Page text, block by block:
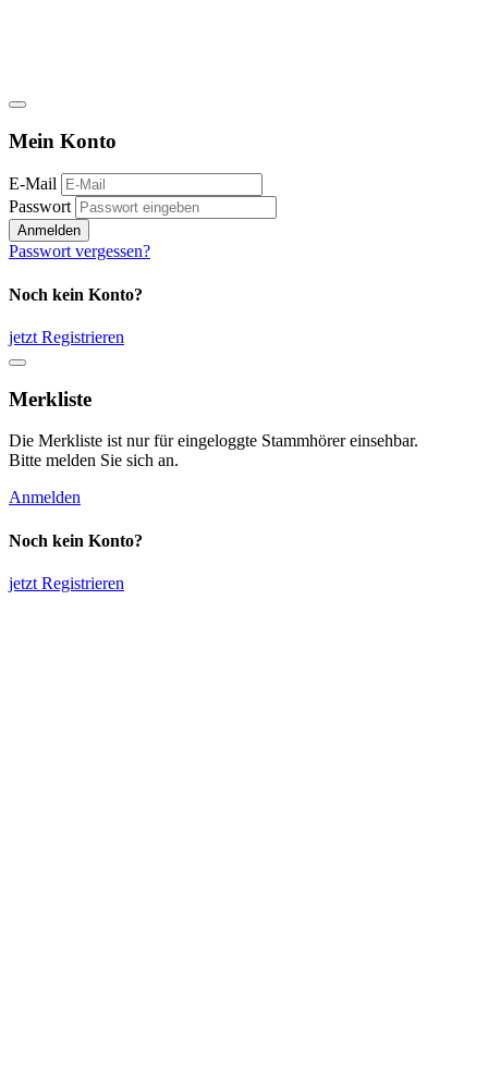
Mein Konto
E-Mail
Passwort
Anmelden
Passwort vergessen?
Noch kein Konto?
jetzt Registrieren
Merkliste
Die Merkliste ist nur für eingeloggte Stammhörer einsehbar.
Bitte melden Sie sich an.
Anmelden
Noch kein Konto?
jetzt Registrieren